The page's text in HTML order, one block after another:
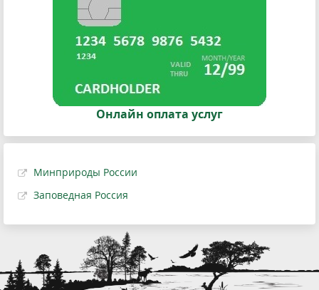
Онлайн оплата услуг
Минприроды России
Заповедная Россия